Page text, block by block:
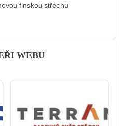
finskou střechu
WEBU